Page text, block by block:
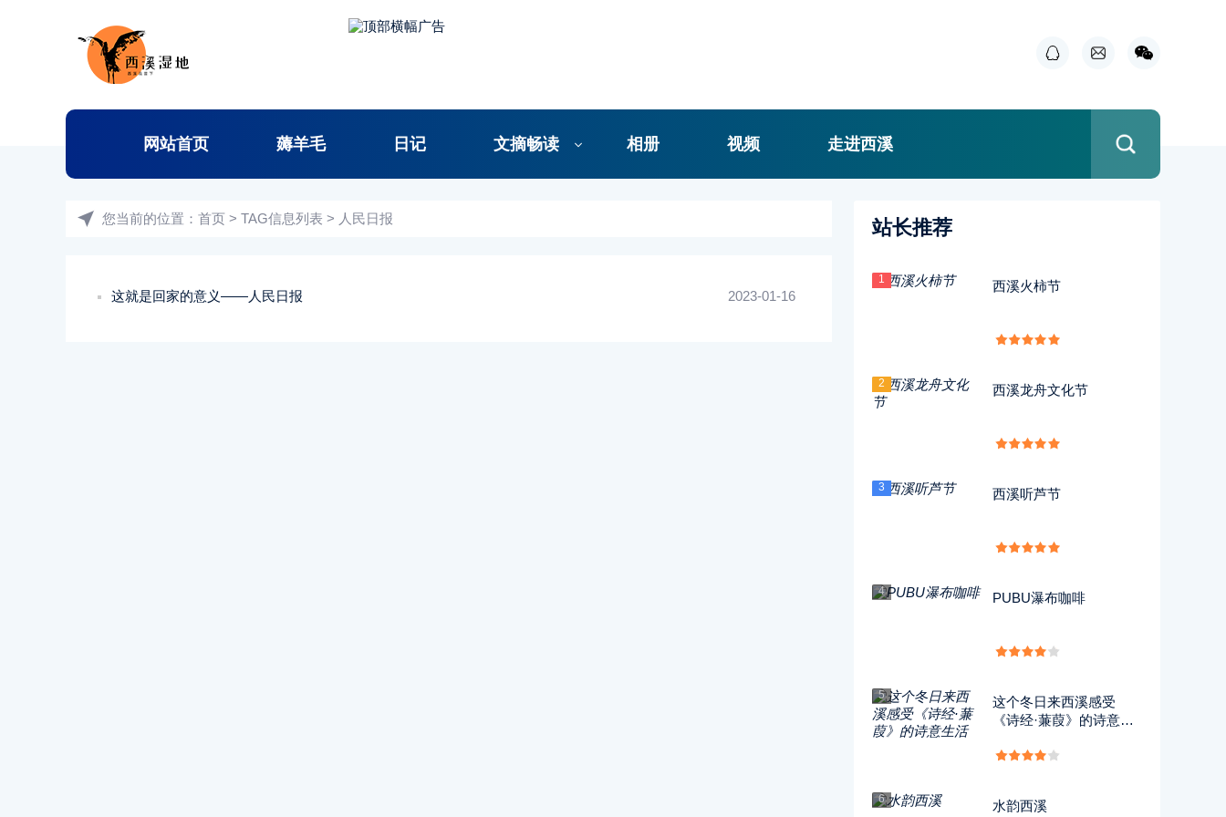
网站首页 薅羊毛 日记 文摘畅读 相册 视频 走进西溪
您当前的位置： 首页 > TAG信息列表 > 人民日报
2023-01-16
这就是回家的意义——人民日报
站长推荐
1 西溪火柿节
2 西溪龙舟文化节
3 西溪听芦节
4 PUBU瀑布咖啡
5
这个冬日来西溪感受
《诗经·蒹葭》的诗意生
6 水韵西溪